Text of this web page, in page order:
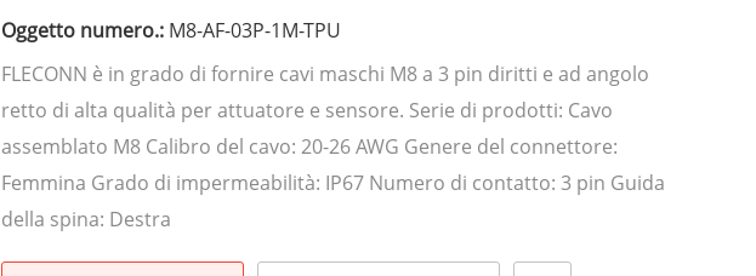
Oggetto numero.: M8-AF-03P-1M-TPU
FLECONN è in grado di fornire cavi maschi M8 a 3 pin diritti e ad angolo
retto di alta qualità per attuatore e sensore. Serie di prodotti: Cavo
assemblato M8 Calibro del cavo: 20-26 AWG Genere del connettore:
Femmina Grado di impermeabilità: IP67 Numero di contatto: 3 pin Guida
della spina: Destra